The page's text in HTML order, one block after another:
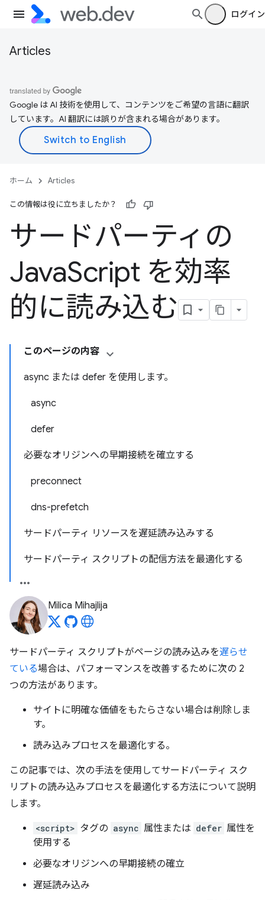
ログイン
Articles
Google は AI 技術を使用して、コンテンツをご希望の言語に翻訳
しています。AI 翻訳には誤りが含まれる場合があります。
ホーム Articles
この情報は役に立ちましたか？
サードパーティの
JavaScript を効率
的に読み込む
このページの内容
async または defer を使用します。
async
defer
必要なオリジンへの早期接続を確立する
preconnect
dns-prefetch
サードパーティ リソースを遅延読み込みする
サードパーティ スクリプトの配信方法を最適化する
Milica Mihajlija
サードパーティ スクリプトがページの読み込みを遅らせ
ている場合は、パフォーマンスを改善するために次の 2
つの方法があります。
サイトに明確な価値をもたらさない場合は削除しま
す。
読み込みプロセスを最適化する。
この記事では、次の手法を使用してサードパーティ スク
リプトの読み込みプロセスを最適化する方法について説明
します。
<script> タグの async 属性または defer 属性を
使用する
必要なオリジンへの早期接続の確立
遅延読み込み